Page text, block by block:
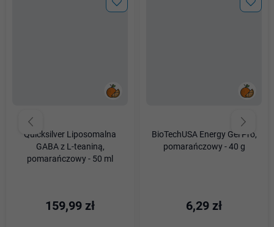
Quicksilver Liposomalna
GABA z L-teaniną,
pomarańczowy - 50 ml
159,99 zł
BioTechUSA Energy Gel Pro,
pomarańczowy - 40 g
6,29 zł